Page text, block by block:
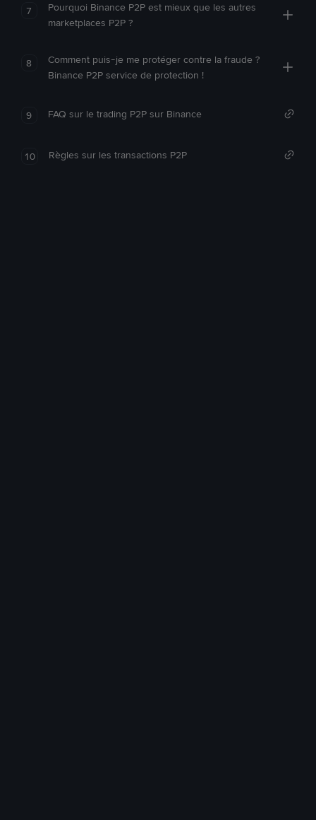
7
Pourquoi Binance P2P est mieux que les autres
marketplaces P2P ?
8
Comment puis-je me protéger contre la fraude ?
Binance P2P service de protection !
9 FAQ sur le trading P2P sur Binance
10 Règles sur les transactions P2P